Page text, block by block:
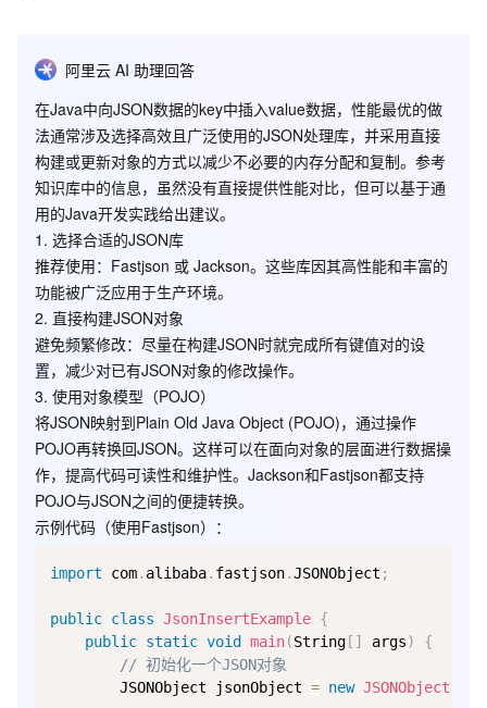
阿里云 AI 助理回答
在Java中向JSON数据的key中插入value数据，性能最优的做
法通常涉及选择高效且广泛使用的JSON处理库，并采用直接
构建或更新对象的方式以减少不必要的内存分配和复制。参考
知识库中的信息，虽然没有直接提供性能对比，但可以基于通
用的Java开发实践给出建议。
1. 选择合适的JSON库
推荐使用：Fastjson 或 Jackson。这些库因其高性能和丰富的
功能被广泛应用于生产环境。
2. 直接构建JSON对象
避免频繁修改：尽量在构建JSON时就完成所有键值对的设
置，减少对已有JSON对象的修改操作。
3. 使用对象模型（POJO）
将JSON映射到Plain Old Java Object (POJO)，通过操作
POJO再转换回JSON。这样可以在面向对象的层面进行数据操
作，提高代码可读性和维护性。Jackson和Fastjson都支持
POJO与JSON之间的便捷转换。
示例代码（使用Fastjson）：
import com. alibaba. fastjson.JSONObject ;
public class JsonInsertExample {
public static void main(String [ ] args)
{
// 初始化一个JSON对象
        JSONObject jsonObject
= new JSONObject